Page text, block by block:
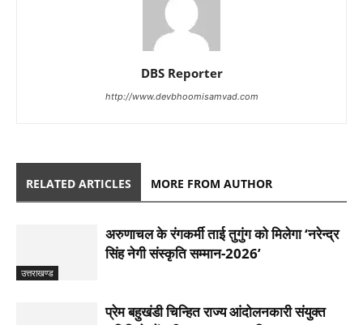
DBS Reporter
http://www.devbhoomisamvad.com
RELATED ARTICLES MORE FROM AUTHOR
उत्तराखण्ड
अरुणाचल के रंगकर्मी ताई तुगुंग को मिलेगा ‘नरेन्द्र
सिंह नेगी संस्कृति सम्मान-2026’
प्रेम बहुखंडी चिन्हित राज्य आंदोलनकारी संयुक्त